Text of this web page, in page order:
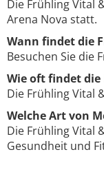
Die Frühling Vital
Arena Nova statt.
Wann findet die
Besuchen Sie die
Wie oft findet
Die Frühling Vital
Welche Art von
Die Frühling Vital
Gesundheit und